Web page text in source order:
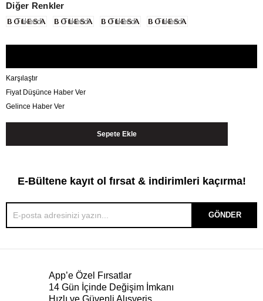
Diğer Renkler
Tükendi Tükendi Tükendi Tükendi
Karşılaştır
Fiyat Düşünce Haber Ver
Gelince Haber Ver
E-Bültene kayıt ol fırsat & indirimleri kaçırma!
GÖNDER
App’e Özel Fırsatlar
14 Gün İçinde Değişim İmkanı
Hızlı ve Güvenli Alışveriş